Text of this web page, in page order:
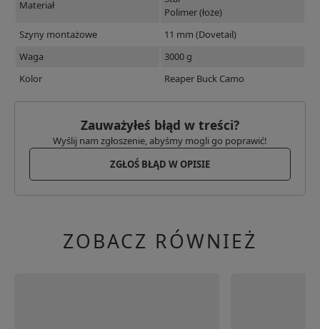
Materiał
Polimer (łoże)
Szyny montażowe
11 mm (Dovetail)
Waga
3000 g
Kolor
Reaper Buck Camo
Zauważyłeś błąd w treści?
Wyślij nam zgłoszenie, abyśmy mogli go poprawić!
ZGŁOŚ BŁĄD W OPISIE
ZOBACZ RÓWNIEŻ